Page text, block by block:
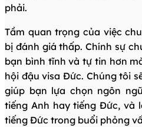
phải.
Tầm quan trọng của việc
bị đánh giá thấp. Chính sự
bạn bình tĩnh và tự tin hơn
hội đậu visa Đức. Chúng tôi
giúp bạn lựa chọn ngôn
tiếng Anh hay tiếng Đức, và
tiếng Đức trong buổi phỏng